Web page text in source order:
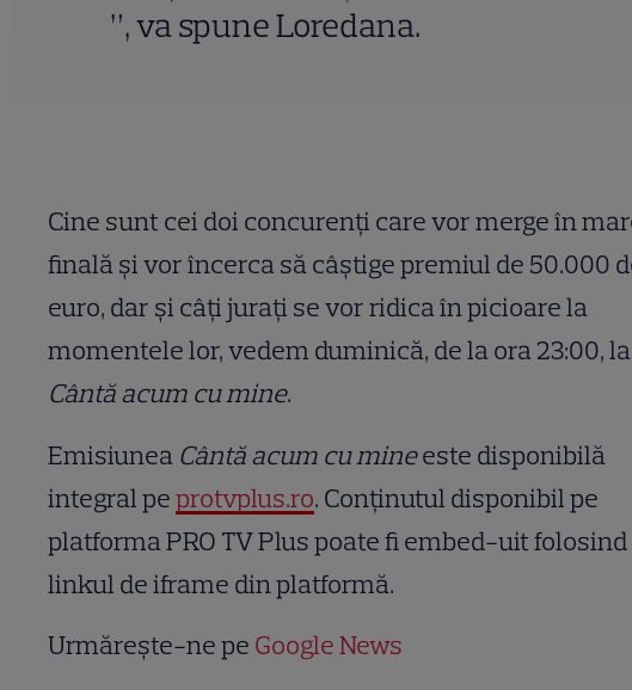
”, va spune Loredana.
Cine sunt cei doi concurenți care vor merge în
finală și vor încerca să câștige premiul de 50.000
euro, dar și câți jurați se vor ridica în picioare la
momentele lor, vedem duminică, de la ora 23:00, la
Cântă acum cu mine.
Emisiunea Cântă acum cu mineeste disponibilă
integral peprotvplus.ro. Conținutul disponibil pe
platforma PRO TV Plus poate fi embed-uit folosind
linkul de iframe din platformă.
Urmărește-ne pe Google News